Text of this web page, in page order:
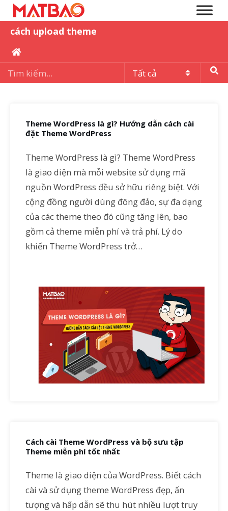
cách upload theme
Theme WordPress là gì? Hướng dẫn cách cài
đặt Theme WordPress
Theme WordPress là gì? Theme WordPress
là giao diện mà mỗi website sử dụng mã
nguồn WordPress đều sở hữu riêng biệt. Với
cộng đồng người dùng đông đảo, sự đa dạng
của các theme theo đó cũng tăng lên, bao
gồm cả theme miễn phí và trả phí. Lý do
khiến Theme WordPress trở…
Cách cài Theme WordPress và bộ sưu tập
Theme miễn phí tốt nhất
Theme là giao diện của WordPress. Biết cách
cài và sử dụng theme WordPress đẹp, ấn
tượng và hấp dẫn sẽ thu hút nhiều lượt truy